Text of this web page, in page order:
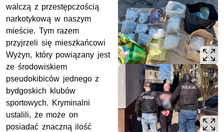
walczą z przestępczością
narkotykową w naszym
mieście. Tym razem
przyjrzeli się mieszkańcowi
Wyżyn, który powiązany jest
ze środowiskiem
pseudokibiców jednego z
bydgoskich klubów
sportowych. Kryminalni
ustalili, że może on
posiadać znaczną ilość